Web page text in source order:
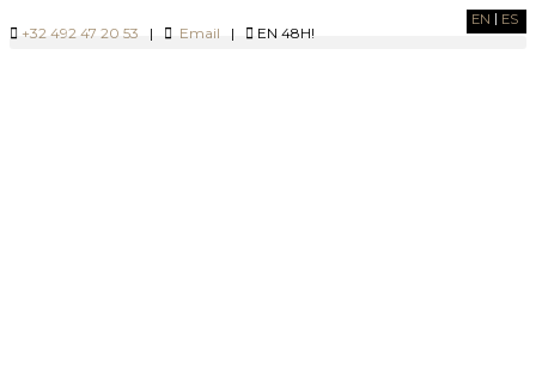
EN ES
+32 492 47 20 53 | Email | EN 48H!